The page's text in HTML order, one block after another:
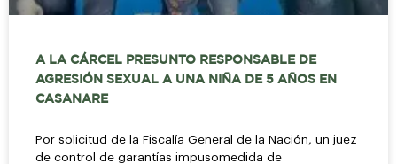
A LA CÁRCEL PRESUNTO RESPONSABLE DE
AGRESIÓN SEXUAL A UNA NIÑA DE 5 AÑOS EN
CASANARE
Por solicitud de la Fiscalía General de la Nación, un juez
de control de garantías impusomedida de